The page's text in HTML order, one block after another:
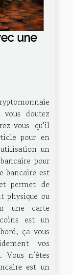
une
doutez
vous qu’il
pour en
un
pour
bancaire est
permet de
physique ou
une carte
est un
ça vous
vos
n’êtes
est un